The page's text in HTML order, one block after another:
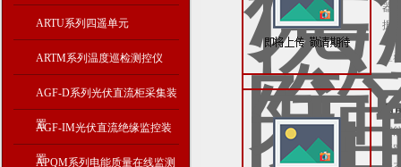
ARTU系列四遥单元
ARTM系列温度巡检测控仪
AGF-D系列光伏直流柜采集装
置
AGF-IM光伏直流绝缘监控装
置
APQM系列电能质量在线监测
器
据
查
智
智
断